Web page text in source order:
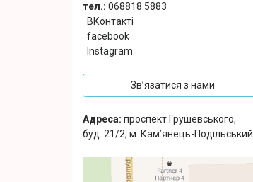
тел.: 068818 5883
ВКонтакті
facebook
Instagram
Зв’язатися з нами
Адреса: проспект Грушевського,
буд. 21/2, м. Кам’янець-Подільський